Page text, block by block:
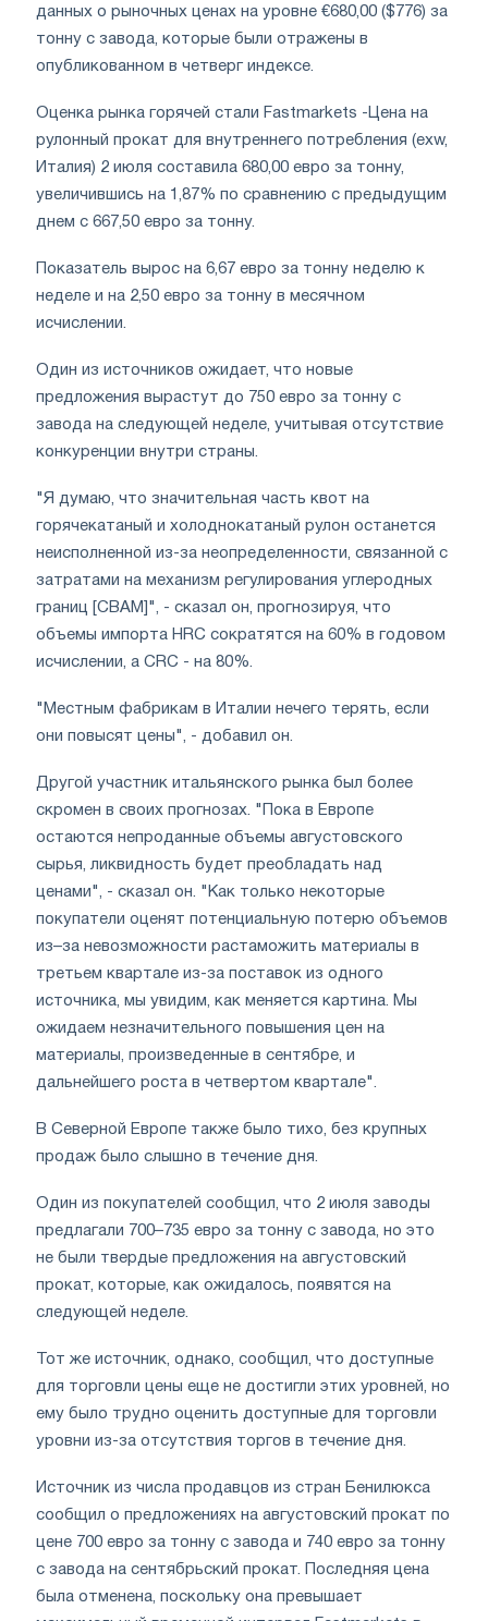
данных о рыночных ценах на уровне €680,00 ($776) за
тонну с завода, которые были отражены в
опубликованном в четверг индексе.
Оценка рынка горячей стали Fastmarkets -Цена на
рулонный прокат для внутреннего потребления (exw,
Италия) 2 июля составила 680,00 евро за тонну,
увеличившись на 1,87% по сравнению с предыдущим
днем с 667,50 евро за тонну.
Показатель вырос на 6,67 евро за тонну неделю к
неделе и на 2,50 евро за тонну в месячном
исчислении.
Один из источников ожидает, что новые
предложения вырастут до 750 евро за тонну с
завода на следующей неделе, учитывая отсутствие
конкуренции внутри страны.
"Я думаю, что значительная часть квот на
горячекатаный и холоднокатаный рулон останется
неисполненной из-за неопределенности, связанной с
затратами на механизм регулирования углеродных
границ [CBAM]", - сказал он, прогнозируя, что
объемы импорта HRC сократятся на 60% в годовом
исчислении, а CRC - на 80%.
"Местным фабрикам в Италии нечего терять, если
они повысят цены", - добавил он.
Другой участник итальянского рынка был более
скромен в своих прогнозах. "Пока в Европе
остаются непроданные объемы августовского
сырья, ликвидность будет преобладать над
ценами", - сказал он. "Как только некоторые
покупатели оценят потенциальную потерю объемов
из–за невозможности растаможить материалы в
третьем квартале из-за поставок из одного
источника, мы увидим, как меняется картина. Мы
ожидаем незначительного повышения цен на
материалы, произведенные в сентябре, и
дальнейшего роста в четвертом квартале".
В Северной Европе также было тихо, без крупных
продаж было слышно в течение дня.
Один из покупателей сообщил, что 2 июля заводы
предлагали 700–735 евро за тонну с завода, но это
не были твердые предложения на августовский
прокат, которые, как ожидалось, появятся на
следующей неделе.
Тот же источник, однако, сообщил, что доступные
для торговли цены еще не достигли этих уровней, но
ему было трудно оценить доступные для торговли
уровни из-за отсутствия торгов в течение дня.
Источник из числа продавцов из стран Бенилюкса
сообщил о предложениях на августовский прокат по
цене 700 евро за тонну с завода и 740 евро за тонну
с завода на сентябрьский прокат. Последняя цена
была отменена, поскольку она превышает